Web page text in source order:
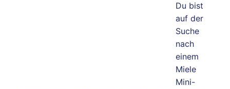
Du bist
auf der
Suche
nach
einem
Miele
Mini-